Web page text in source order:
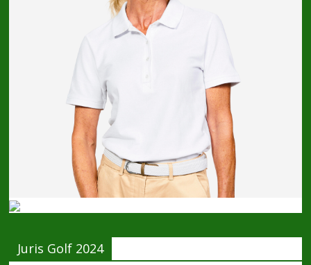
Juris Golf 2024